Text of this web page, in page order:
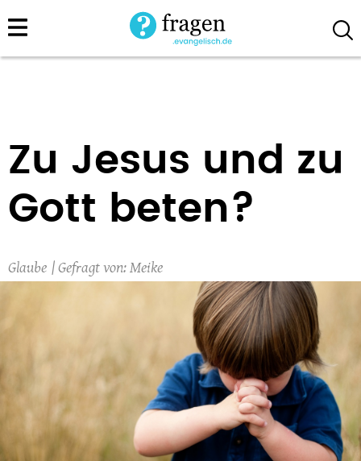
Direkt
zum
Zu Jesus und zu
Gott beten?
Glaube Meike